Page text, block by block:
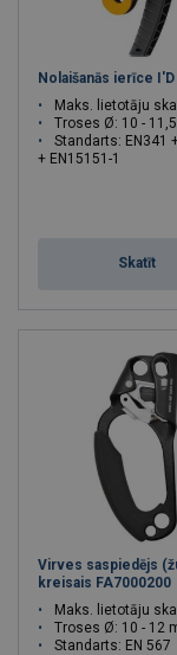
Nolaišanās ierīce I'D
Maks. lietotāju
Troses Ø: 10 -
Standarts: EN341 +
+ EN15151-1
Skatīt
Virves saspiedējs
kreisais FA7000200
Maks. lietotāju
Troses Ø: 10 - 12
Standarts: EN 567